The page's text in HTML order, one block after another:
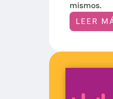
mismos.
LEER
:
M
P
O